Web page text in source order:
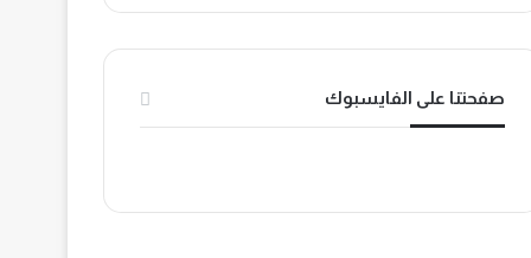
صفحتنا على الفايسبوك